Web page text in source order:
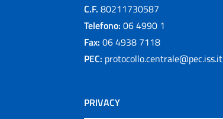
C.F. 80211730587
Telefono: 06 4990 1
Fax: 06 4938 7118
PEC: protocollo.centrale@pec.iss.it
PRIVACY